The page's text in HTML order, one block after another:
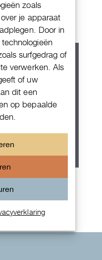
zoals
je apparaat
Door in
surfgedrag of
verwerken. Als
of uw
dit een
op bepaalde
36